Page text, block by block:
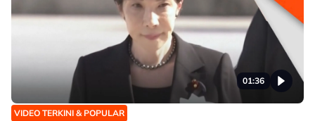
01:36
VIDEO TERKINI & POPULAR